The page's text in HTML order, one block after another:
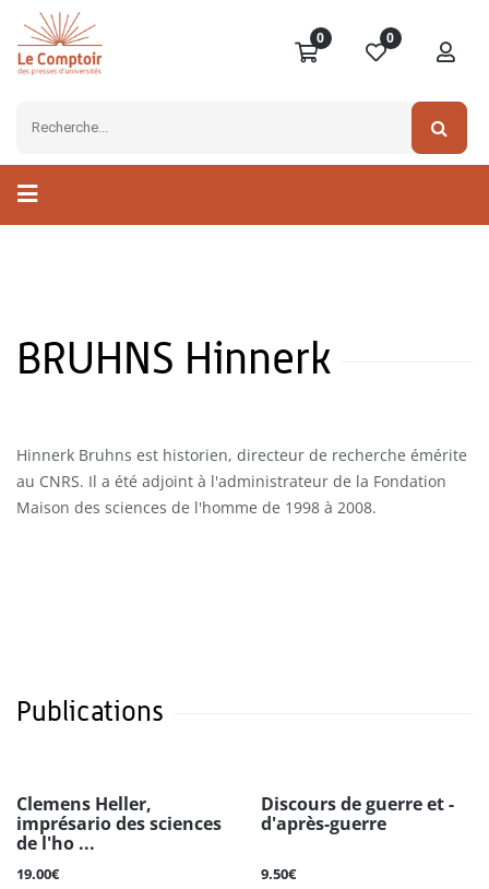
0 0
BRUHNS Hinnerk
Hinnerk Bruhns est historien, directeur de recherche émérite
au CNRS. Il a été adjoint à l'administrateur de la Fondation
Maison des sciences de l'homme de 1998 à 2008.
Publications
Clemens Heller,
imprésario des sciences
de l'ho ...
19.00€
Discours de guerre et ­
d'après-guerre
9.50€